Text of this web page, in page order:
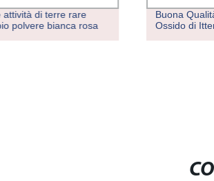
attività di terre rare
polvere bianca rosa
Buona
Ossido di